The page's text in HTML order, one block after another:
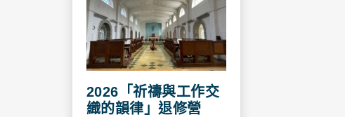
2026「祈禱與工作交
織的韻律」退修營